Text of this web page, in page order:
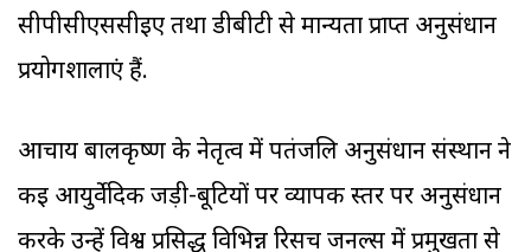
सीपीसीएससीईए तथा डीबीटी से मान्यता प्राप्त अनुसंधान
प्रयोगशालाएं हैं.
आचार्य बालकृष्ण के नेतृत्व में पतंजलि अनुसंधान संस्थान ने
कई आयुर्वेदिक जड़ी-बूटियों पर व्यापक स्तर पर अनुसंधान
करके उन्हें विश्व प्रसिद्ध विभिन्न रिसर्च जर्नल्स में प्रमुखता से